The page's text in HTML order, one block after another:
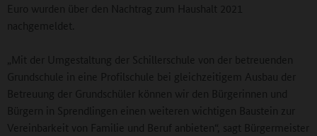
Euro wurden über den Nachtrag zum Haushalt 2021
nachgemeldet.
„Mit der Umgestaltung der Schillerschule von der betreuenden
Grundschule in eine Profilschule bei gleichzeitigem Ausbau der
Betreuung der Grundschüler können wir den Bürgerinnen und
Bürgern in Sprendlingen einen weiteren wichtigen Baustein zur
Vereinbarkeit von Familie und Beruf anbieten“, sagt Bürgermeister